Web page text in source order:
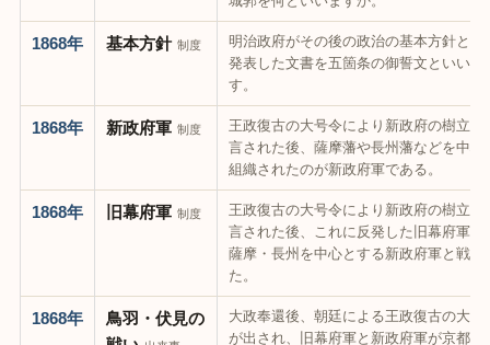
1868年 基本方針 制度
明治政府がその後の政治の基本方針とし
発表した文書を五箇条の御誓文といいま
す。
1868年 新政府軍 制度
王政復古の大号令により新政府の樹立が
言された後、薩摩藩や長州藩などを中心
組織されたのが新政府軍である。
1868年 旧幕府軍 制度
王政復古の大号令により新政府の樹立が
言された後、これに反発した旧幕府軍は
薩摩・長州を中心とする新政府軍と戦っ
た。
1868年
鳥羽・伏見の
大政奉還後、朝廷による王政復古の大号
が出され、旧幕府軍と新政府軍が京都近